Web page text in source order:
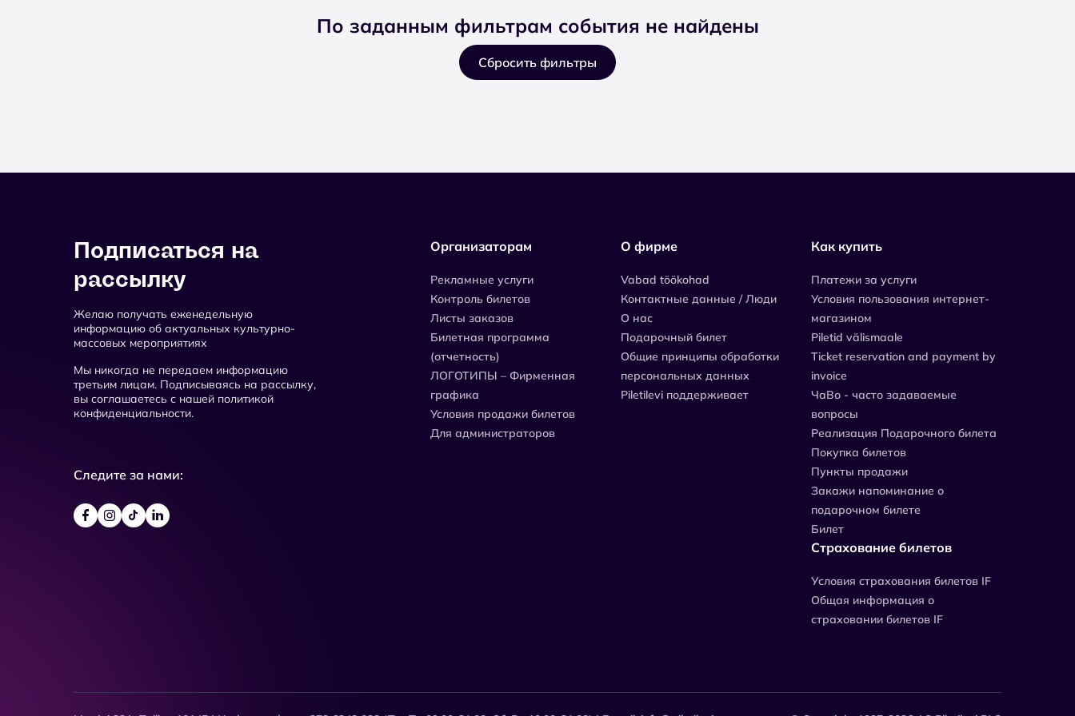
По заданным фильтрам события не найдены
Сбросить фильтры
Подписаться на
рассылку
Желаю получать еженедельную
информацию об актуальных культурно-
массовых мероприятиях
Мы никогда не передаем информацию
третьим лицам. Подписываясь на рассылку,
вы соглашаетесь с нашей политикой
конфиденциальности.
Следите за нами:
Организаторам
Рекламные услуги
Контроль билетов
Листы заказов
Билетная программа
(отчетность)
ЛОГОТИПЫ – Фирменная
графика
Условия продажи билетов
Для администраторов
О фирме
Vabad töökohad
Контактные данные / Люди
О нас
Подарочный билет
Общие принципы обработки
персональных данных
Piletilevi поддерживает
Как купить
Платежи за услуги
Условия пользования интернет-
магазином
Piletid välismaale
Ticket reservation and payment by
invoice
ЧаВо - часто задаваемые
вопросы
Реализация Подарочного билета
Покупка билетов
Пункты продажи
Закажи напоминание о
подарочном билете
Билет
Страхование билетов
Уcловия страхования билетов IF
Общая информация о
страховании билетов IF